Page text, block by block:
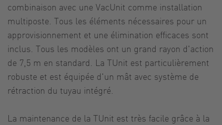
combinaison avec une VacUnit comme installation
multiposte. Tous les éléments nécessaires pour un
approvisionnement et une élimination efficaces sont
inclus. Tous les modèles ont un grand rayon d'action
de 7,5 m en standard. La TUnit est particulièrement
robuste et est équipée d'un mât avec système de
rétraction du tuyau intégré.
La maintenance de la TUnit est très facile grâce à la